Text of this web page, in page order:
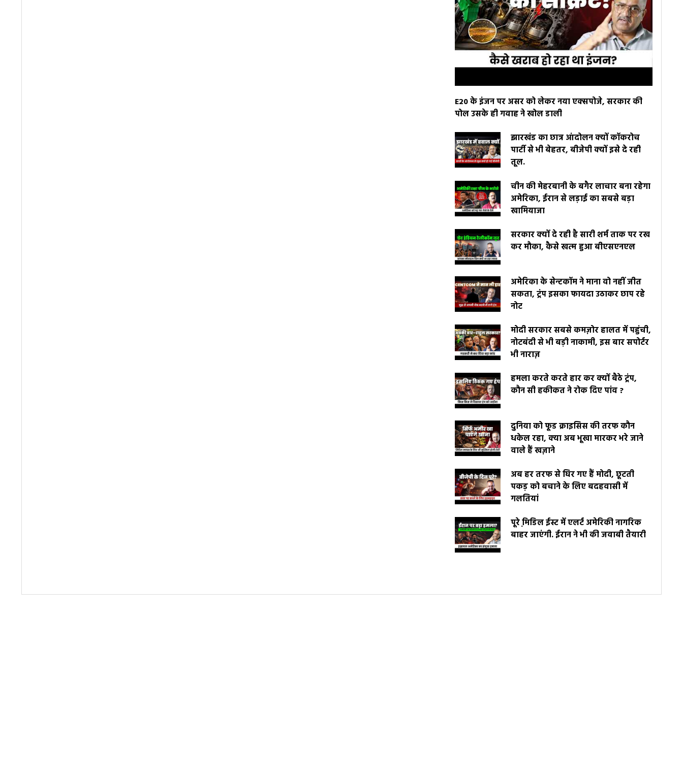
E20 के इंजन पर असर को लेकर नया एक्सपोजे, सरकार की
पोल उसके ही गवाह ने खोल डाली
झारखंड का छात्र आंदोलन क्यों कॉकरोच
पार्टी से भी बेहतर, बीजेपी क्यों इसे दे रही
तूल.
चीन की मेहरबानी के बगैर लाचार बना रहेगा
अमेरिका, ईरान से लड़ाई का सबसे बड़ा
खामियाजा
सरकार क्यों दे रही है सारी शर्म ताक पर रख
कर मौका, कैसे खत्म हुआ बीएसएनएल
अमेरिका के सेन्टकॉम ने माना वो नहीं जीत
सकता, ट्रंप इसका फायदा उठाकर छाप रहे
नोट
मोदी सरकार सबसे कमज़ोर हालत में पहुंची,
नोटबंदी से भी बड़ी नाकामी, इस बार सपोर्टर
भी नाराज़
हमला करते करते हार कर क्यों बैठे ट्रंप,
कौन सी हकीकत ने रोक दिए पांव ?
दुनिया को फूड क्राइसिस की तरफ कौन
धकेल रहा, क्या अब भूखा मारकर भरे जाने
वाले हैं खज़ाने
अब हर तरफ से घिर गए हैं मोदी, छूटती
पकड़ को बचाने के लिए बदहवासी में
गलतियां
पूरे मि़डिल ईस्ट में एलर्ट अमेरिकी नागरिक
बाहर जाएंगी. ईरान ने भी की जवाबी तैयारी